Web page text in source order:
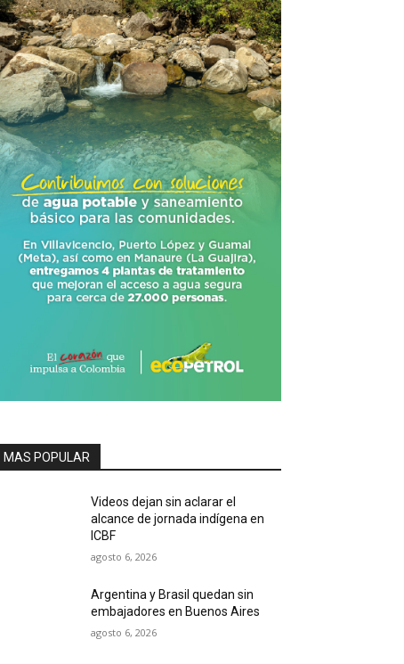
MAS POPULAR
Videos dejan sin aclarar el
alcance de jornada indígena en
ICBF
agosto 6, 2026
Argentina y Brasil quedan sin
embajadores en Buenos Aires
agosto 6, 2026